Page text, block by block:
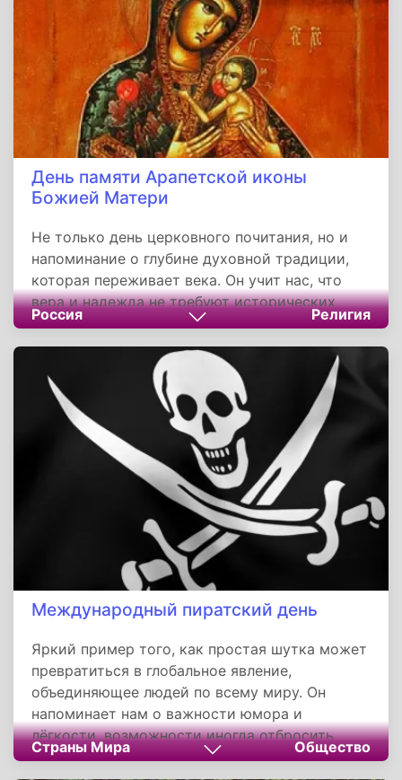
День памяти Арапетской иконы
Божией Матери
Не только день церковного почитания, но и
напоминание о глубине духовной традиции,
которая переживает века. Он учит нас, что
вера и надежда не требуют исторических
доказательств, а основываются на внутренней
убеждённости и общинном опыте. Для
современного человека это возможность
прикоснуться к древнему наследию и найти в
нём вдохновение для собственного духовного
поиска.
Россия Религия
Международный пиратский день
Яркий пример того, как простая шутка может
превратиться в глобальное явление,
объединяющее людей по всему миру. Он
напоминает нам о важности юмора и
лёгкости, возможности иногда отбросить
серьёзность и окунуться в мир игры и
Страны Мира Общество